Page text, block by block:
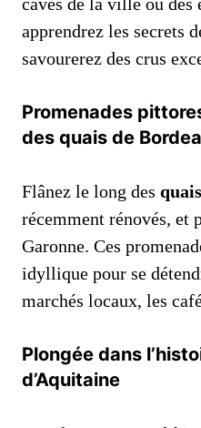
apprendrez les secrets
savourerez des crus
Promenades
des quais de
Flânez le long des
récemment rénovés, et
Garonne. Ces
idyllique pour se
marchés locaux, les
Plongée dans
d’Aquitaine